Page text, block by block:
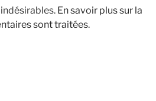
En savoir plus sur la
sont traitées.